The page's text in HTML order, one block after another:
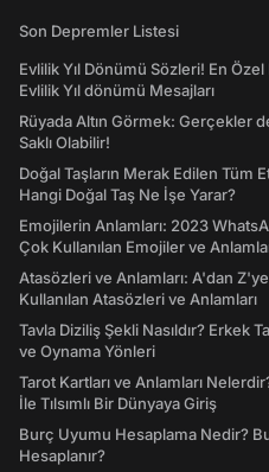
Son Depremler Listesi
Evlilik Yıl Dönümü Sözleri! En
Evlilik Yıl dönümü Mesajları
Rüyada Altın Görmek: Gerçekler
Saklı Olabilir!
Doğal Taşların Merak Edilen Tüm
Hangi Doğal Taş Ne İşe Yarar?
Emojilerin Anlamları: 2023
Çok Kullanılan Emojiler ve
Atasözleri ve Anlamları: A'dan
Kullanılan Atasözleri ve Anlamları
Tavla Diziliş Şekli Nasıldır? Erkek
ve Oynama Yönleri
Tarot Kartları ve Anlamları
İle Tılsımlı Bir Dünyaya Giriş
Burç Uyumu Hesaplama Nedir?
Hesaplanır?